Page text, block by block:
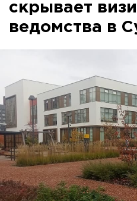
скрывает
ведомства в